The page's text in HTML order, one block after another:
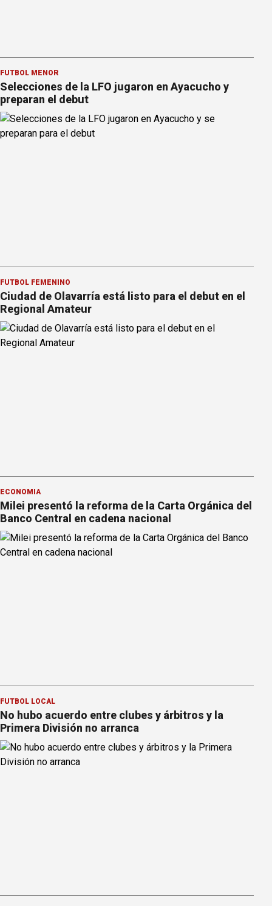
FÚTBOL MENOR
Selecciones de la LFO jugaron en Ayacucho y
preparan el debut
FÚTBOL FEMENINO
Ciudad de Olavarría está listo para el debut en el
Regional Amateur
ECONOMÍA
Milei presentó la reforma de la Carta Orgánica del
Banco Central en cadena nacional
FÚTBOL LOCAL
No hubo acuerdo entre clubes y árbitros y la
Primera División no arranca